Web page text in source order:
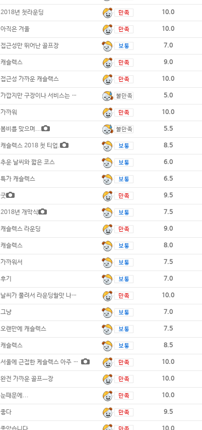
2018년 첫라운딩 10.0
아직은 겨울 10.0
접근성만 뛰어난 골프장 7.0
캐슬렉스 9.0
접근성 가까운 캐슬랙스 10.0
가깝지만 구장이나 서비스는 별루네요. 5.0
가까워 10.0
봄비를 맞으며... 5.5
캐슬렉스 2018 첫 티업. 8.5
추운 날씨와 짧은 코스 6.0
특가 캐슬렉스 6.5
굿 9.5
2018년 개막식 7.5
캐슬렉스 라운딩 9.0
캐슬렉스 8.0
가까워서 7.5
후기 7.0
날씨가 풀려서 라운딩할맛 나네요 10.0
그냥 7.0
오랜만에 캐슬렉스 7.5
캐슬렉스 8.5
서울에 근접한 케슬렉스 아주 좋아요^-^ 10.0
완전 가까운 골프ㅡ장 10.0
눈때문에... 10.0
좋다 9.5